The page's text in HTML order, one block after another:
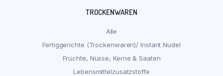
TROCKENWAREN
Alle
Fertiggerichte (Trockenwaren)/ Instant Nudel
Früchte, Nüsse, Kerne & Saaten
Lebensmittelzusatzstoffe